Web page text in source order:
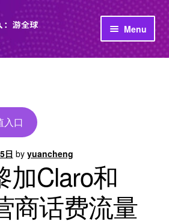
Menu
入口
日 by yuancheng
加Claro和
商话费流量